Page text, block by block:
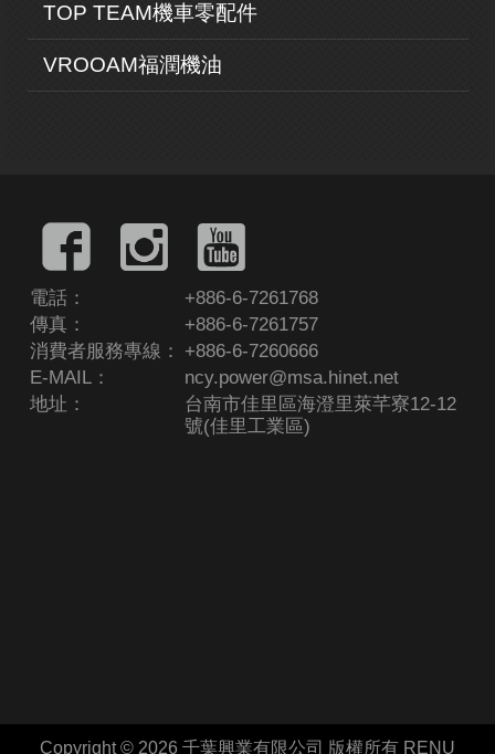
TOP TEAM機車零配件
VROOAM福潤機油
電話：
+886-6-7261768
傳真：
+886-6-7261757
消費者服務專線：
+886-6-7260666
E-MAIL：
ncy.power@msa.hinet.net
地址：
台南市佳里區海澄里萊芊寮12-12
號(佳里工業區)
Copyright © 2026 千葉興業有限公司 版權所有 RENU